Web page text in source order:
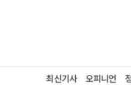
최신기사 오피니언